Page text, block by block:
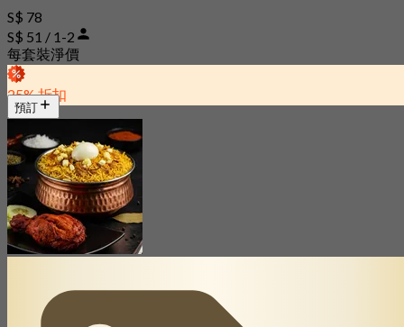
S$ 78
S$ 51 / 1-2
每套裝淨價
25% 折扣
預訂